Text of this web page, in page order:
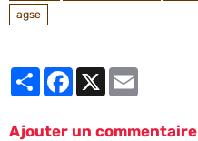
agse
PartagerFacebook
X
Ajouter un commentaire